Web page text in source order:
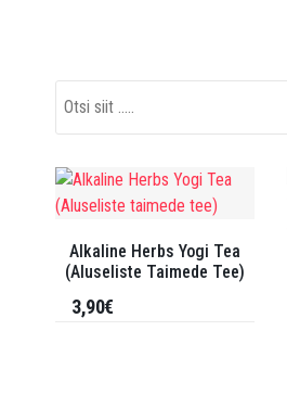
Alkaline Herbs Yogi Tea
(Aluseliste Taimede Tee)
3,90€